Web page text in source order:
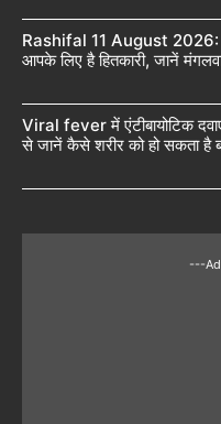
Rashifal 11 August 2026:
आपके लिए है हितकारी, जानें
Viral fever में एंटीबायोटिक
से जानें कैसे शरीर को हो सकता है
---